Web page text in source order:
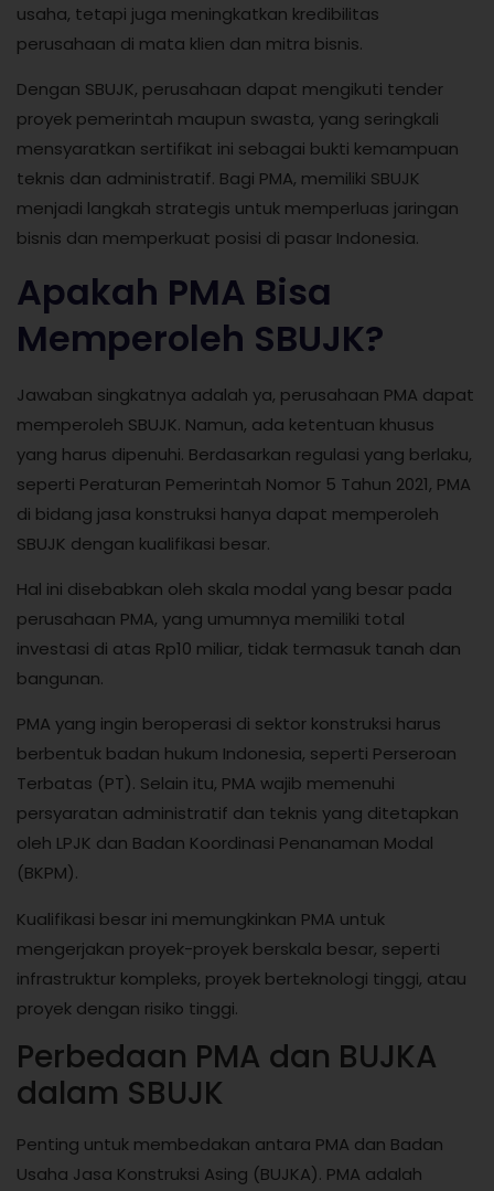
usaha, tetapi juga meningkatkan kredibilitas
perusahaan di mata klien dan mitra bisnis.
Dengan SBUJK, perusahaan dapat mengikuti tender
proyek pemerintah maupun swasta, yang seringkali
mensyaratkan sertifikat ini sebagai bukti kemampuan
teknis dan administratif. Bagi PMA, memiliki SBUJK
menjadi langkah strategis untuk memperluas jaringan
bisnis dan memperkuat posisi di pasar Indonesia.
Apakah PMA Bisa
Memperoleh SBUJK?
Jawaban singkatnya adalah ya, perusahaan PMA dapat
memperoleh SBUJK. Namun, ada ketentuan khusus
yang harus dipenuhi. Berdasarkan regulasi yang berlaku,
seperti Peraturan Pemerintah Nomor 5 Tahun 2021, PMA
di bidang jasa konstruksi hanya dapat memperoleh
SBUJK dengan kualifikasi besar.
Hal ini disebabkan oleh skala modal yang besar pada
perusahaan PMA, yang umumnya memiliki total
investasi di atas Rp10 miliar, tidak termasuk tanah dan
bangunan.
PMA yang ingin beroperasi di sektor konstruksi harus
berbentuk badan hukum Indonesia, seperti Perseroan
Terbatas (PT). Selain itu, PMA wajib memenuhi
persyaratan administratif dan teknis yang ditetapkan
oleh LPJK dan Badan Koordinasi Penanaman Modal
(BKPM).
Kualifikasi besar ini memungkinkan PMA untuk
mengerjakan proyek-proyek berskala besar, seperti
infrastruktur kompleks, proyek berteknologi tinggi, atau
proyek dengan risiko tinggi.
Perbedaan PMA dan BUJKA
dalam SBUJK
Penting untuk membedakan antara PMA dan Badan
Usaha Jasa Konstruksi Asing (BUJKA). PMA adalah